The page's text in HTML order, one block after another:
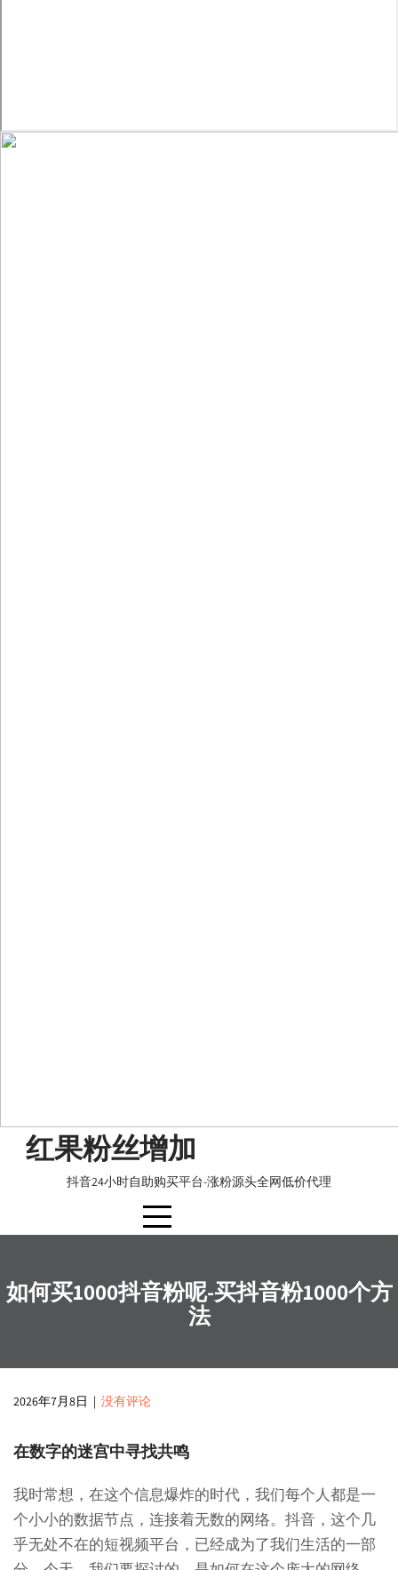
红果粉丝增加
抖音24小时自助购买平台-涨粉源头全网低价代理
如何买1000抖音粉呢-买抖音粉1000个方
法
2026年7月8日 | 没有评论
在数字的迷宫中寻找共鸣
我时常想，在这个信息爆炸的时代，我们每个人都是一
个小小的数据节点，连接着无数的网络。抖音，这个几
乎无处不在的短视频平台，已经成为了我们生活的一部